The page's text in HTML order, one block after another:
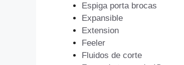
Espiga porta brocas
Expansible
Extension
Feeler
Fluidos de corte